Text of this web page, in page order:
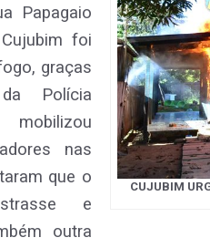
CUJUBIM
Papagaio
foi
graças
Polícia
nas
que o
e
outra